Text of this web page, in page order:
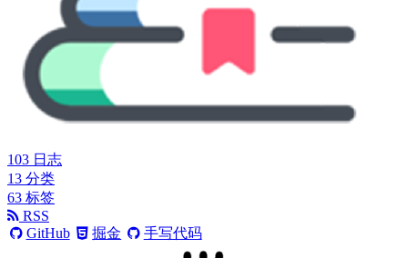
103 日志
13 分类
63 标签
RSS
GitHub
掘金 手写代码